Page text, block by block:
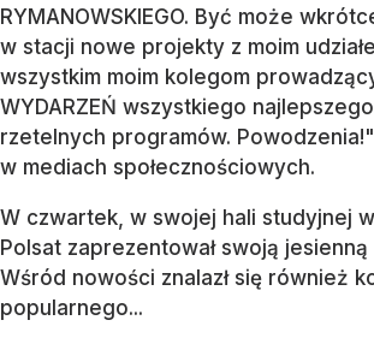
RYMANOWSKIEGO. Być może
w stacji nowe projekty z moim
wszystkim moim kolegom
WYDARZEŃ wszystkiego
rzetelnych programów. Powodzenia!"
w mediach społecznościowych.
W czwartek, w swojej hali studyjnej
Polsat zaprezentował swoją jesienną
Wśród nowości znalazł się również
popularnego...